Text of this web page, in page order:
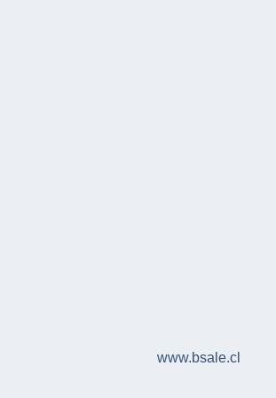
www.bsale.cl